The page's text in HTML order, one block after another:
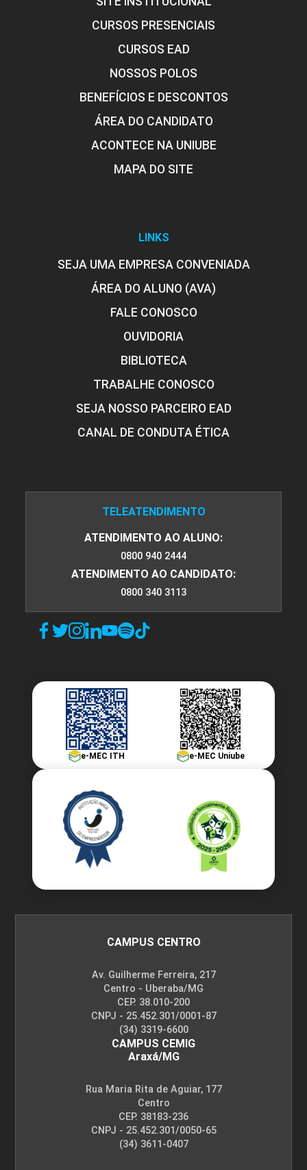
CURSOS PRESENCIAIS
CURSOS EAD
NOSSOS POLOS
BENEFÍCIOS E DESCONTOS
ÁREA DO CANDIDATO
ACONTECE NA UNIUBE
MAPA DO SITE
LINKS
SEJA UMA EMPRESA CONVENIADA
ÁREA DO ALUNO (AVA)
FALE CONOSCO
OUVIDORIA
BIBLIOTECA
TRABALHE CONOSCO
SEJA NOSSO PARCEIRO EAD
CANAL DE CONDUTA ÉTICA
TELEATENDIMENTO
ATENDIMENTO AO ALUNO:
0800 940 2444
ATENDIMENTO AO CANDIDATO:
0800 340 3113
e-MEC ITH e-MEC Uniube
CAMPUS CENTRO
Av. Guilherme Ferreira, 217
Centro - Uberaba/MG
CEP. 38.010-200
CNPJ - 25.452.301/0001-87
(34) 3319-6600
CAMPUS CEMIG
Araxá/MG
Rua Maria Rita de Aguiar, 177
Centro
CEP. 38183-236
CNPJ - 25.452.301/0050-65
(34) 3611-0407